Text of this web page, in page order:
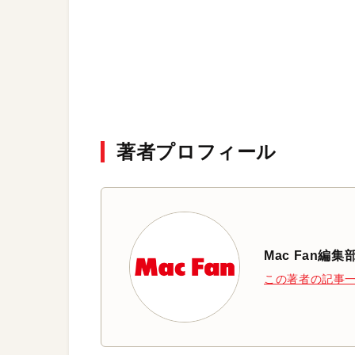
著者プロフィール
Mac Fan編集
この著者の記事